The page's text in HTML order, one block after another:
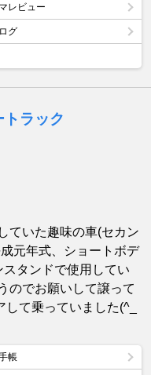
レビュー
グ
トラック
ていた趣味の車(セカン
元年式、ショートボデ
タンドで使用してい
のでお願いして譲って
て乗っていました(^_
帳